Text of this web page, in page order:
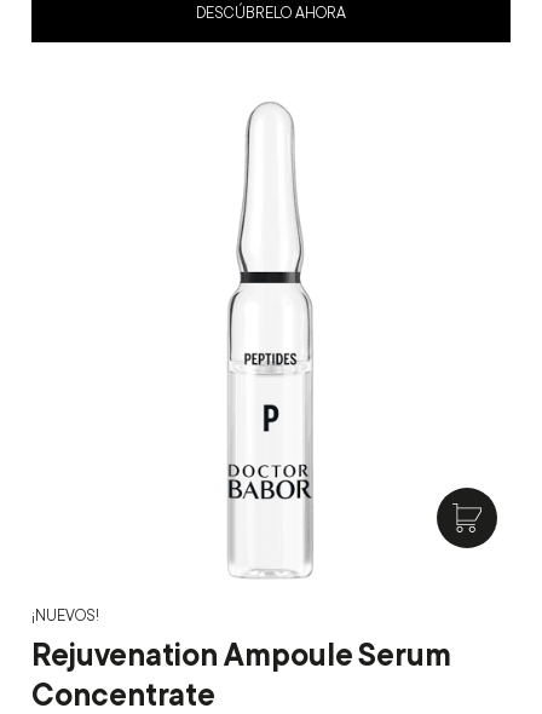
DESCÚBRELO AHORA
¡NUEVOS!
Rejuvenation Ampoule Serum
Concentrate